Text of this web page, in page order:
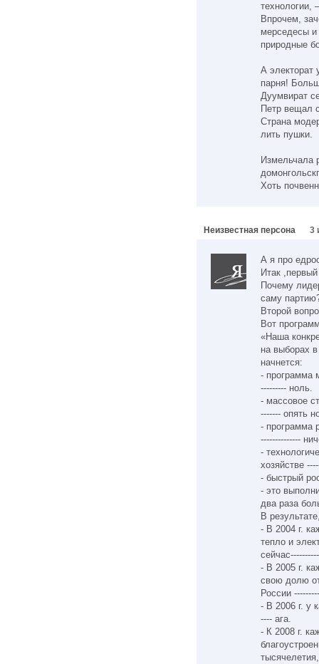
Впрочем,
мерседесы
природные
А электорат
парня!
Дуумвират
Петр вещал
Страна
лить пушки.
Измельчала
Хоть
Неизвестная персона 3
А я про
Итак
Почему
саму
Второй
Вот
«Наша
на выборах в
начнется:
- программа
--------- ноль.
- массовое
------- опять
- программа
--------------
-
хозяйстве
- быстрый
- это
два раза
В
- В 2004 г.
тепло и
- В 2005 г.
свою долю
России
- В 2006 г. у
---- ага.
- К 2008 г.